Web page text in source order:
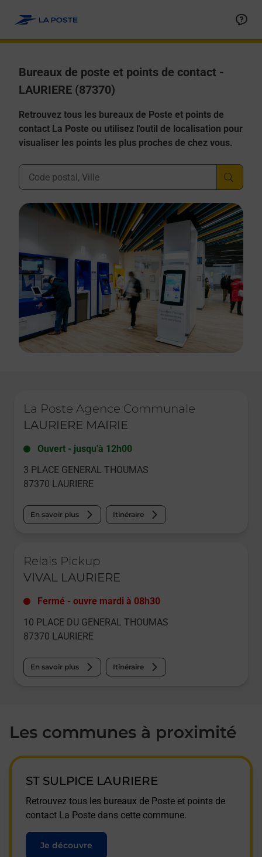
Bureaux de poste et points de contact -
LAURIERE (87370)
Retrouvez tous les bureaux de Poste et points de
contact La Poste ou utilisez l'outil de localisation pour
visualiser les points les plus proches de chez vous.
Ville, Département, Code Postal
La Poste Agence Communale
LAURIERE MAIRIE
Ouvert - jusqu'à 12h00
3 PLACE GENERAL THOUMAS
87370 LAURIERE
En savoir plus Itinéraire
Relais Pickup
VIVAL LAURIERE
Fermé - ouvre mardi à 08h30
10 PLACE DU GENERAL THOUMAS
87370 LAURIERE
En savoir plus Itinéraire
Les communes à proximité
ST SULPICE LAURIERE
Retrouvez tous les bureaux de Poste et points de
contact La Poste dans cette commune.
Je découvre